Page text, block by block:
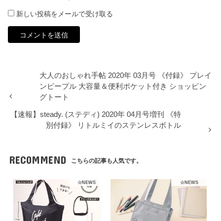
新しい投稿をメールで受け取る
大人のおしゃれ手帖 2020年 03月号 《付録》 プレイ
ンピープル 大容量＆便利ポケット付き ショッピン
グトート
【速報】steady. (ステディ) 2020年 04月号増刊 《特
別付録》 リトルミイのステンレスボトル
RECOMMEND こちらの記事も人気です。
☆NEWS ☆NEWS